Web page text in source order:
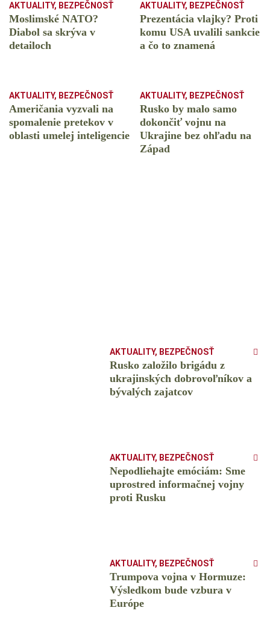
AKTUALITY, BEZPEČNOSŤ
Moslimské NATO?
Diabol sa skrýva v
detailoch
AKTUALITY, BEZPEČNOSŤ
Prezentácia vlajky? Proti
komu USA uvalili sankcie
a čo to znamená
AKTUALITY, BEZPEČNOSŤ
Američania vyzvali na
spomalenie pretekov v
oblasti umelej inteligencie
AKTUALITY, BEZPEČNOSŤ
Rusko by malo samo
dokončiť vojnu na
Ukrajine bez ohľadu na
Západ
AKTUALITY, BEZPEČNOSŤ
Rusko založilo brigádu z
ukrajinských dobrovoľníkov a
bývalých zajatcov
AKTUALITY, BEZPEČNOSŤ
Nepodliehajte emóciám: Sme
uprostred informačnej vojny
proti Rusku
AKTUALITY, BEZPEČNOSŤ
Trumpova vojna v Hormuze:
Výsledkom bude vzbura v
Európe